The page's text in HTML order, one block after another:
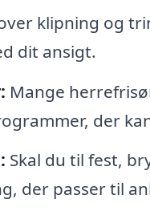
klipning og
dit ansigt.
Mange
der
Skal du til fest,
der passer til